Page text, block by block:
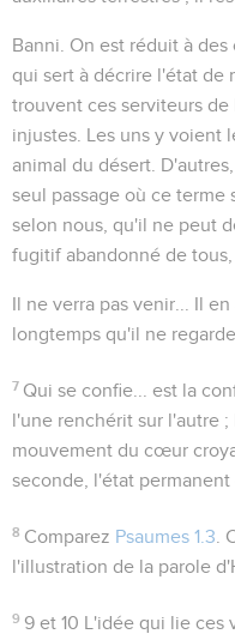
Banni . On est réduit à
qui sert à décrire l'état de
trouvent ces serviteurs de
injustes. Les uns y voient
animal du désert.
seul passage où ce terme
selon nous, qu'il ne peut
fugitif abandonné de
Il ne verra pas venir...
Il en
longtemps qu'il ne
7 Qui se confie... est la
l'une renchérit sur l'autre
mouvement du cœur
seconde, l'état
8 Comparez Psaumes 1.3 .
l'illustration de la parole
9 9 et 10 L'idée qui lie ces